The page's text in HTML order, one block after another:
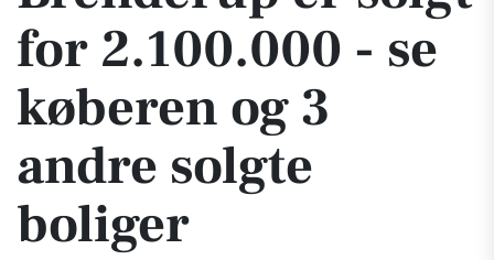
for 2.100.000 - se
køberen og 3
andre solgte
boliger